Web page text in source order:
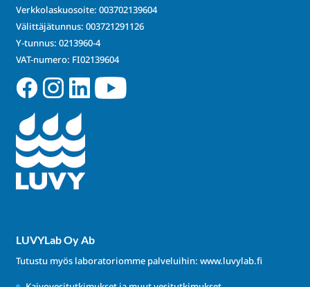
Verkkolaskuosoite: 003702139604
Välittäjätunnus: 003721291126
Y-tunnus: 0213960-4
VAT-numero: FI02139604
LUVYLab Oy Ab
Tutustu myös laboratoriomme palveluihin: www.luvylab.fi